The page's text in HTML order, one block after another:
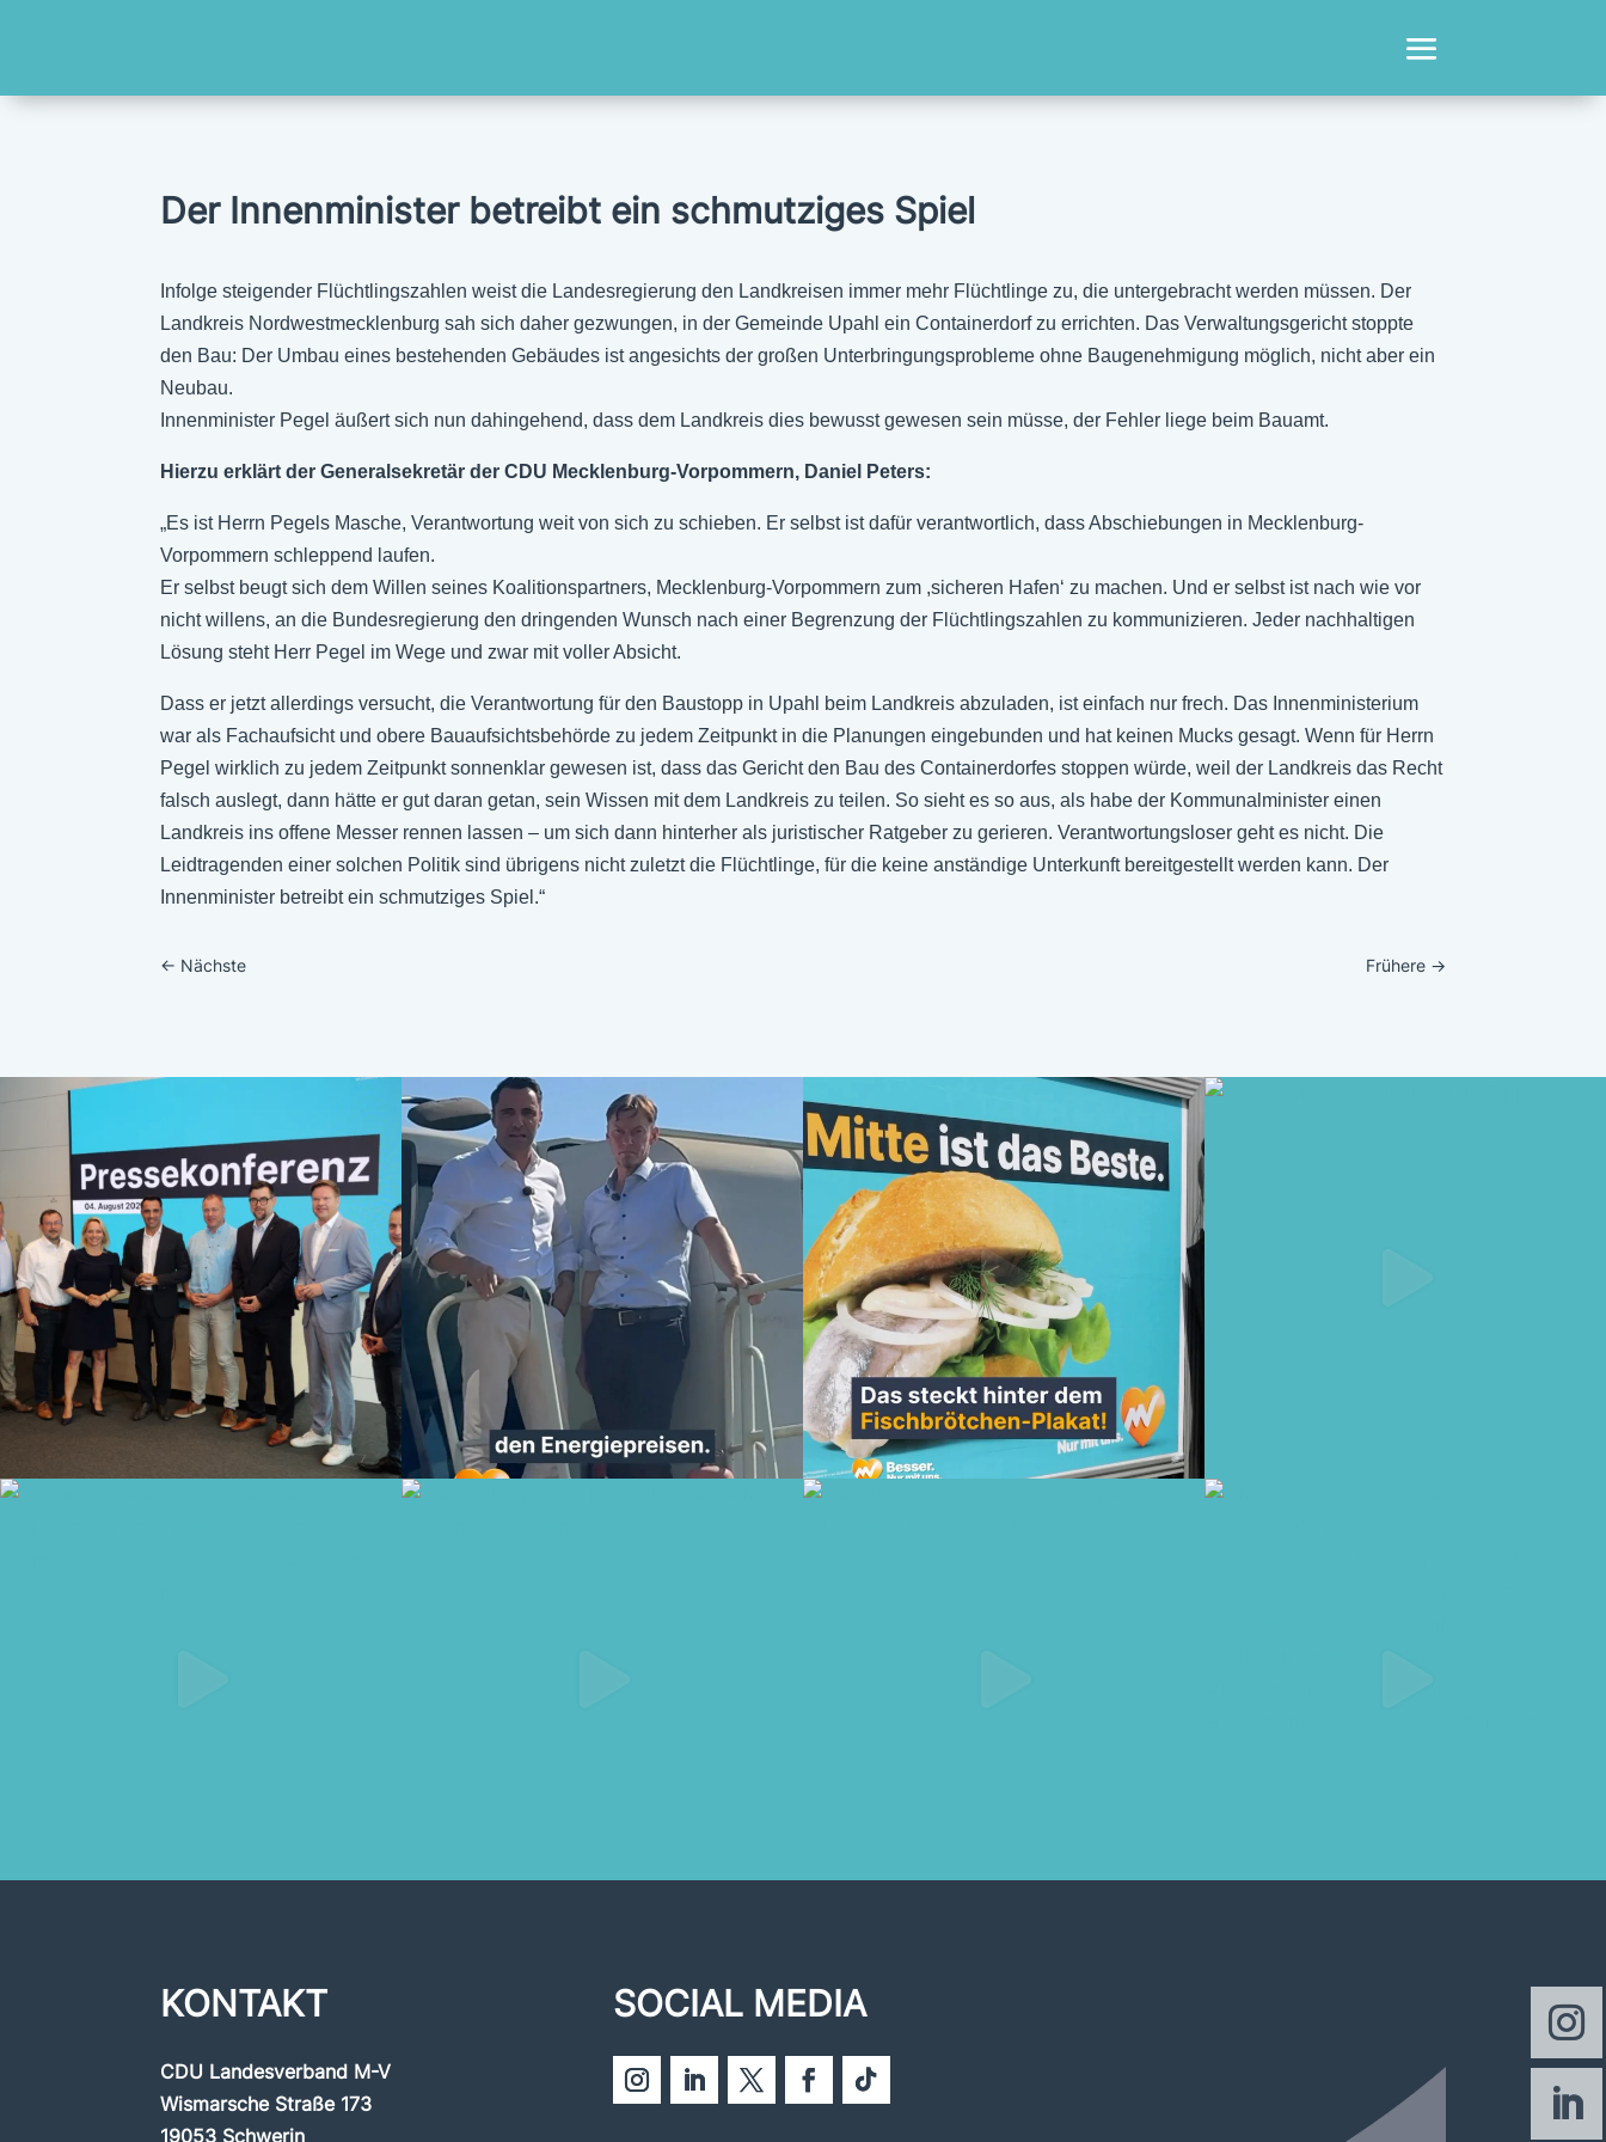
Der Innenminister betreibt ein schmutziges Spiel
Infolge steigender Flüchtlingszahlen weist die Landesregierung den Landkreisen immer mehr Flüchtlinge zu, die untergebracht werden müssen. Der
Landkreis Nordwestmecklenburg sah sich daher gezwungen, in der Gemeinde Upahl ein Containerdorf zu errichten. Das Verwaltungsgericht stoppte
den Bau: Der Umbau eines bestehenden Gebäudes ist angesichts der großen Unterbringungsprobleme ohne Baugenehmigung möglich, nicht aber ein
Neubau.
Innenminister Pegel äußert sich nun dahingehend, dass dem Landkreis dies bewusst gewesen sein müsse, der Fehler liege beim Bauamt.
Hierzu erklärt der Generalsekretär der CDU Mecklenburg-Vorpommern, Daniel Peters:
„Es ist Herrn Pegels Masche, Verantwortung weit von sich zu schieben. Er selbst ist dafür verantwortlich, dass Abschiebungen in Mecklenburg-
Vorpommern schleppend laufen.
Er selbst beugt sich dem Willen seines Koalitionspartners, Mecklenburg-Vorpommern zum ,sicheren Hafen‘ zu machen. Und er selbst ist nach wie vor
nicht willens, an die Bundesregierung den dringenden Wunsch nach einer Begrenzung der Flüchtlingszahlen zu kommunizieren. Jeder nachhaltigen
Lösung steht Herr Pegel im Wege und zwar mit voller Absicht.
Dass er jetzt allerdings versucht, die Verantwortung für den Baustopp in Upahl beim Landkreis abzuladen, ist einfach nur frech. Das Innenministerium
war als Fachaufsicht und obere Bauaufsichtsbehörde zu jedem Zeitpunkt in die Planungen eingebunden und hat keinen Mucks gesagt. Wenn für Herrn
Pegel wirklich zu jedem Zeitpunkt sonnenklar gewesen ist, dass das Gericht den Bau des Containerdorfes stoppen würde, weil der Landkreis das Recht
falsch auslegt, dann hätte er gut daran getan, sein Wissen mit dem Landkreis zu teilen. So sieht es so aus, als habe der Kommunalminister einen
Landkreis ins offene Messer rennen lassen – um sich dann hinterher als juristischer Ratgeber zu gerieren. Verantwortungsloser geht es nicht. Die
Leidtragenden einer solchen Politik sind übrigens nicht zuletzt die Flüchtlinge, für die keine anständige Unterkunft bereitgestellt werden kann. Der
Innenminister betreibt ein schmutziges Spiel.“
← Nächste Frühere→
KONTAKT
CDU Landesverband M-V
Wismarsche Straße 173
19053 Schwerin
SOCIAL MEDIA